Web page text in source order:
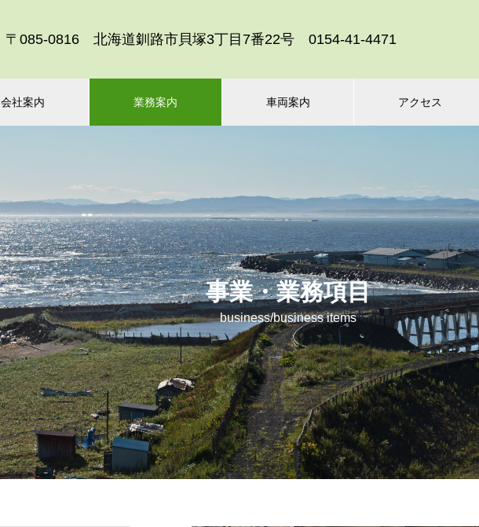
〒085-0816 北海道釧路市貝塚3丁目7番22号 0154-41-4471
会社案内 業務案内 車両案内 アクセス
事業・業務項目
business/business items